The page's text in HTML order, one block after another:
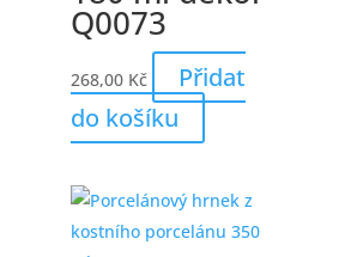
Q0073
268,00 Kč
Přidat
do košíku